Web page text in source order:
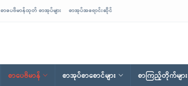
စာပေဗိမာန်ထုတ် စာအုပ်များ စာအုပ်အရောင်းဆိုင်
စာပေဗိမာန် စာအုပ်စာစောင်များ စာကြည့်တိုက်များ